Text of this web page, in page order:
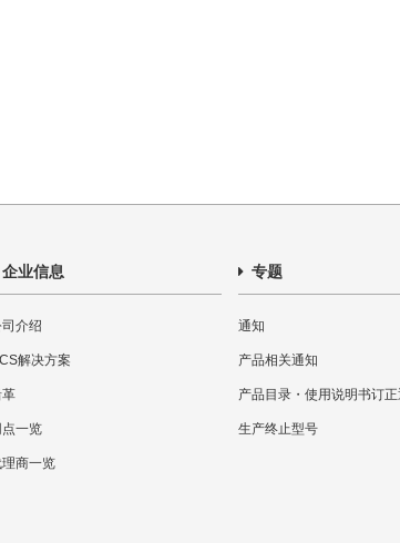
企业信息
介绍
解决方案
点一览
商一览
专题
通知
产品相关通知
产品目录・使用说明书订正
生产终止型号